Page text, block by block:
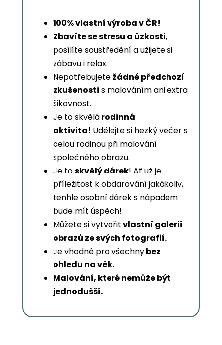
100% vlastní výroba v ČR!
Zbavíte se stresu a úzkosti,
posílíte soustředění a užijete si
zábavu i relax.
Nepotřebujete žádné předchozí
zkušenosti s malováním ani extra
šikovnost.
Je to skvělárodinná
aktivita! Udělejte si hezký večer s
celou rodinou při malování
společného obrazu.
Je toskvělý dárek! Ať už je
příležitost k obdarování jakákoliv,
tenhle osobní dárek s nápadem
bude mít úspěch!
Můžete si vytvořitvlastní galerii
obrazů ze svých fotografií.
Je vhodné pro všechnybez
ohledu na věk.
Malování, které nemůže být
jednodušší.